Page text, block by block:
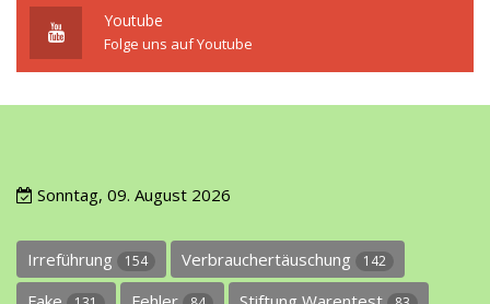
Youtube
Folge uns auf Youtube
Sonntag, 09. August 2026
Irreführung 154 Verbrauchertäuschung 142